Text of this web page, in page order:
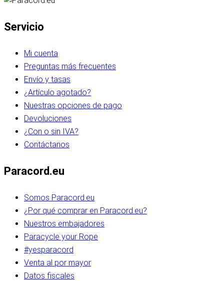
Servicio
Mi cuenta
Preguntas más frecuentes
Envío y tasas
¿Artículo agotado?
Nuestras opciones de pago
Devoluciones
¿Con o sin IVA?
Contáctanos
Paracord.eu
Somos Paracord.eu
¿Por qué comprar en Paracord.eu?
Nuestros embajadores
Paracycle your Rope
#yesparacord
Venta al por mayor
Datos fiscales